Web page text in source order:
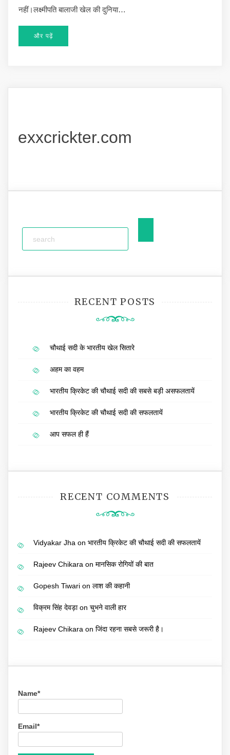
नहीं।लक्ष्मीपति बालाजी खेल की दुनिया…
और पढ़ें
exxcrickter.com
RECENT POSTS
चौथाई सदी के भारतीय खेल सितारे
अहम का वहम
भारतीय क्रिकेट की चौथाई सदी की सबसे बड़ी असफलतायें
भारतीय क्रिकेट की चौथाई सदी की सफलतायें
आप सफल ही हैं
RECENT COMMENTS
Vidyakar Jha on भारतीय क्रिकेट की चौथाई सदी की सफलतायें
Rajeev Chikara on मानसिक रोगियों की बात
Gopesh Tiwari on लाश की कहानी
विक्रम सिंह देवड़ाon चुभने वाली हार
Rajeev Chikara on जिंदा रहना सबसे जरूरी है।
Name*
Email*